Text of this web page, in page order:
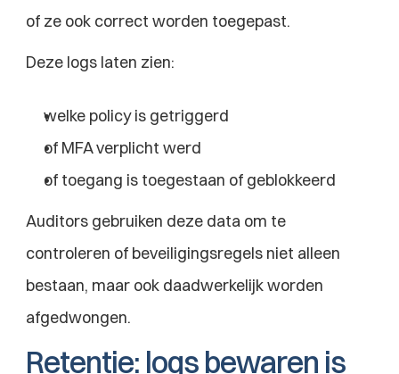
of ze ook correct worden toegepast.
Deze logs laten zien:
welke policy is getriggerd
of MFA verplicht werd
of toegang is toegestaan of geblokkeerd
Auditors gebruiken deze data om te
controleren of beveiligingsregels niet alleen
bestaan, maar ook daadwerkelijk worden
afgedwongen.
Retentie: logs bewaren is